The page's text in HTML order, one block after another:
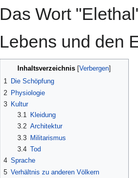
Das Wort
Lebens und den
Inhaltsverzeichnis
1 Die Schöpfung
2 Physiologie
3 Kultur
3.1
Kleidung
3.2 Architektur
3.3
Militarismus
3.4 Tod
4 Sprache
5 Verhältnis zu anderen Völkern